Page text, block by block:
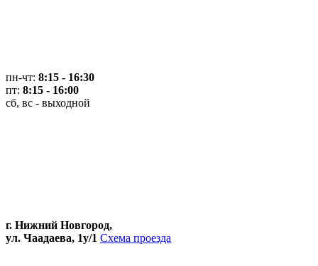
пн-чт: 8:15 - 16:30
пт: 8:15 - 16:00
сб, вс - выходной
г. Нижний Новгород,
ул. Чаадаева, 1у/1 Схема проезда